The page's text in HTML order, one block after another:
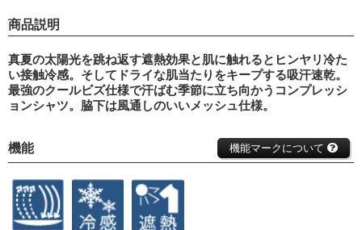
商品説明
真夏の太陽光を跳ね返す遮熱効果と肌に触れるとヒンヤリ冷た
い接触冷感。そしてドライな肌当たりをキープする吸汗速乾。
最強のクールビズ仕様で汗ばむ季節に立ち向かうコンプレッシ
ョンシャツ。脇下は風通しのいいメッシュ仕様。
機能 機能マークについて